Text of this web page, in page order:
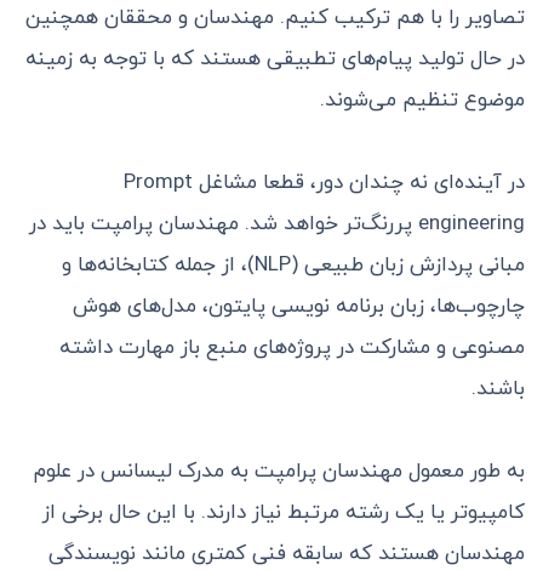
تصاویر را با هم ترکیب کنیم. مهندسان و محققان همچنین
در حال تولید پیام‌های تطبیقی هستند که با توجه به زمینه
موضوع تنظیم می‌شوند.
در آینده‌ای نه چندان دور، قطعا مشاغل Prompt
engineering پررنگ‌تر خواهد شد. مهندسان پرامپت باید در
مبانی پردازش زبان طبیعی (NLP)، از جمله کتابخانه‌ها و
چارچوب‌ها، زبان برنامه نویسی پایتون، مدل‌های هوش
مصنوعی و مشارکت در پروژه‌های منبع باز مهارت داشته
باشند.
به طور معمول مهندسان پرامپت به مدرک لیسانس در علوم
کامپیوتر یا یک رشته مرتبط نیاز دارند. با این حال برخی از
مهندسان هستند که سابقه فنی کمتری مانند نویسندگی